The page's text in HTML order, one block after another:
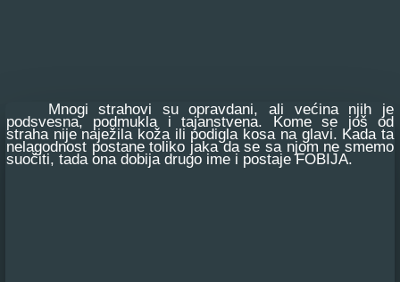
Mnogi strahovi su opravdani, ali većina njih je
podsvesna, podmukla i tajanstvena. Kome se još od
straha nije naježila koža ili podigla kosa na glavi. Kada ta
nelagodnost postane toliko jaka da se sa njom ne smemo
suočiti, tada ona dobija drugo ime i postaje FOBIJA.